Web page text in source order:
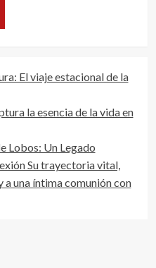
El viaje estacional de la
la esencia de la vida en
Lobos: Un Legado
Su trayectoria vital,
una íntima comunión con